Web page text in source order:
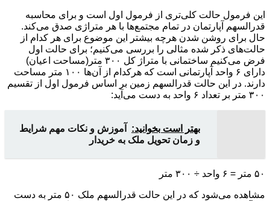
این فرمول حالت کلی‌تری از فرمول اول است و برای محاسبه
قدرالسهم آپارتمان در تمام مجتمع‌ها با هر متراژی صدق می‌کند.
حال برای روشن شدن هرچه بیشتر این موضوع برای هر کدام از
حالت‌های ذکر شده مثالی را بررسی می‌کنیم؛ برای حالت اول
فرض می‌کنیم ساختمانی با متراژ کل ۳۰۰ متر(مساحت اعیان)
دارای ۶ واحد آپارتمانی است که هرکدام از آن‌ها ۱۰۰ متر مساحت
دارند. در این حالت قدرالسهم زمین بر اساس فرمول اول از تقسیم
۳۰۰ متر بر تعداد ۶ واحد به دست می‌آید:
بهتر است بخوانید:
آموزش و نکات مهم شرایط
و زمان تحویل ملک به خریدار
۵۰ متر = ۶ واحد ÷ ۳۰۰ متر
مشاهده می‌شود که در این حالت قدرالسهم ملک ۵۰ متر به دست